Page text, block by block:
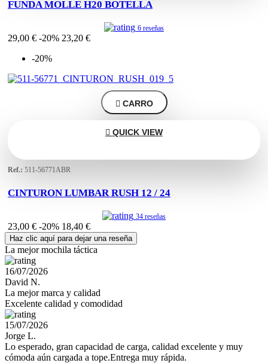
FUNDA MOLLE H20 BOTELLA
6 reseñas
29,00 € -20% 23,20 €
-20%
 CARRO
 QUICK VIEW
Ref.: 511-56771ABR
CINTURON LUMBAR RUSH 12 / 24
34 reseñas
23,00 € -20% 18,40 €
Haz clic aquí para dejar una reseña
La mejor mochila táctica
16/07/2026
David N.
La mejor marca y calidad
Excelente calidad y comodidad
15/07/2026
Jorge L.
Lo esperado, gran capacidad de carga, calidad excelente y muy
cómoda aún cargada a tope.Entrega muy rápida.